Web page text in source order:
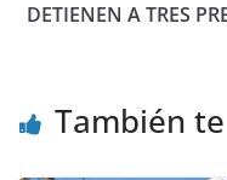
DETIENEN A TRES
También